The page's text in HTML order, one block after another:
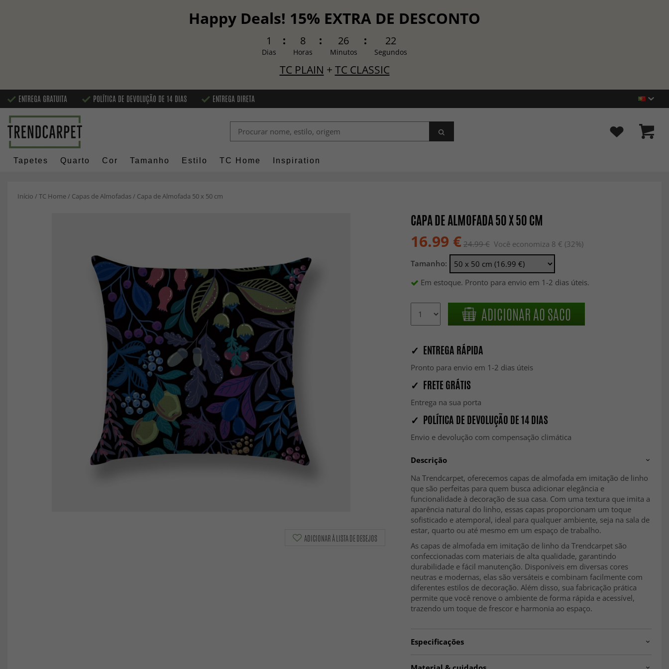
Happy Deals! 15% EXTRA DE DESCONTO
1
Dias
8
Horas
26
Minutos
21
Segundos
TC PLAIN + TC CLASSIC
ENTREGA GRATUITA POLÍTICA DE DEVOLUÇÃO DE 14 DIAS ENTREGA DIRETA
Tapetes Quarto Cor Tamanho Estilo TC Home Inspiration
Início /TC Home/ Capas de Almofadas/ Capa de Almofada 50 x 50 cm
CAPA DE ALMOFADA 50 X 50 CM
16.99 € 24.99 €Você economiza 8 € (32%)
Tamanho:
Em estoque. Pronto para envio em 1-2 dias úteis.
ADICIONAR AO SACO
✓ ENTREGA RÁPIDA
Pronto para envio em 1-2 dias úteis
✓ FRETE GRÁTIS
Entrega na sua porta
✓ POLÍTICA DE DEVOLUÇÃO DE 14 DIAS
Envio e devolução com compensação climática
Descrição
Na Trendcarpet, oferecemos capas de almofada em imitação de linho
que são perfeitas para quem busca adicionar elegância e
funcionalidade à decoração de sua casa. Com uma textura que imita a
aparência natural do linho, essas capas proporcionam um toque
sofisticado e atemporal, ideal para qualquer ambiente, seja na sala de
estar, quarto ou até mesmo em um espaço de trabalho.
As capas de almofada em imitação de linho da Trendcarpet são
confeccionadas com materiais de alta qualidade, garantindo
durabilidade e fácil manutenção. Disponíveis em diversas cores
neutras e modernas, elas são versáteis e combinam facilmente com
diferentes estilos de decoração. Além disso, sua fabricação prática
permite que você renove o ambiente de forma rápida e acessível,
trazendo um toque de frescor e harmonia ao espaço.
Especificações
ADICIONAR À LISTA DE DESEJOS